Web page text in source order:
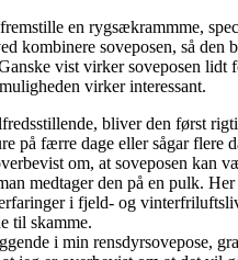
en rygsækrammme,
kombinere soveposen, så den
vist virker soveposen lidt
virker interessant.
bliver den først
på færre dage eller sågar flere
om, at soveposen kan
medtager den på en pulk.
i fjeld- og
til skamme.
i min rensdyrsovepose,